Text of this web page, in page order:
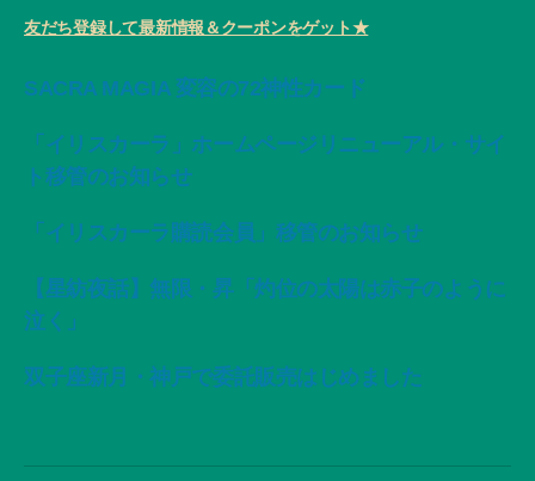
友だち登録して最新情報＆クーポンをゲット★
SACRA MAGIA 変容の72神性カード
「イリスカーラ」ホームページリニューアル・サイ
ト移管のお知らせ
「イリスカーラ購読会員」移管のお知らせ
【星紡夜話】無限・昇「灼位の太陽は赤子のように
泣く」
双子座新月・神戸で委託販売はじめました